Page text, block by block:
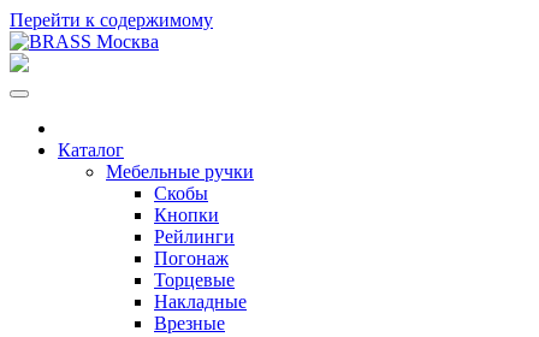
Перейти к содержимому
Каталог
Мебельные ручки
Скобы
Кнопки
Рейлинги
Погонаж
Торцевые
Накладные
Врезные